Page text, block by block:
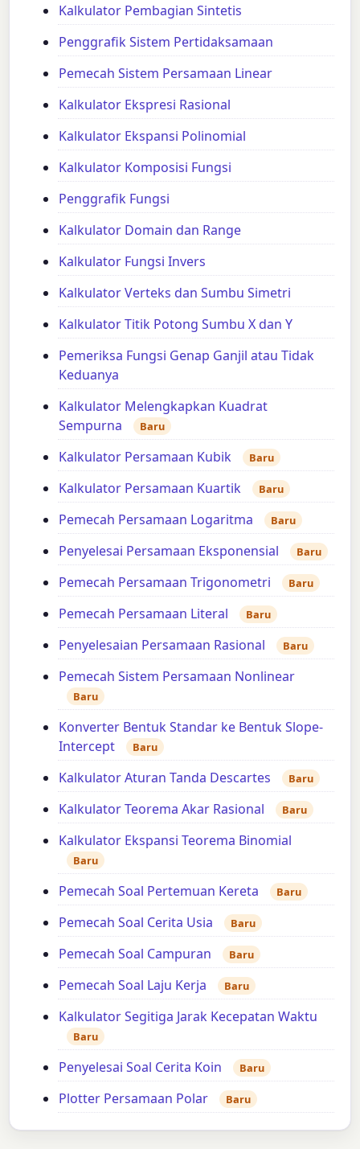
Kalkulator Pembagian Sintetis
Penggrafik Sistem Pertidaksamaan
Pemecah Sistem Persamaan Linear
Kalkulator Ekspresi Rasional
Kalkulator Ekspansi Polinomial
Kalkulator Komposisi Fungsi
Penggrafik Fungsi
Kalkulator Domain dan Range
Kalkulator Fungsi Invers
Kalkulator Verteks dan Sumbu Simetri
Kalkulator Titik Potong Sumbu X dan Y
Pemeriksa Fungsi Genap Ganjil atau Tidak
Keduanya
Kalkulator Melengkapkan Kuadrat
Sempurna
Baru
Kalkulator Persamaan Kubik Baru
Kalkulator Persamaan Kuartik Baru
Pemecah Persamaan Logaritma Baru
Penyelesai Persamaan Eksponensial Baru
Pemecah Persamaan Trigonometri Baru
Pemecah Persamaan Literal Baru
Penyelesaian Persamaan Rasional Baru
Pemecah Sistem Persamaan Nonlinear
Baru
Konverter Bentuk Standar ke Bentuk Slope-
Intercept
Baru
Kalkulator Aturan Tanda Descartes Baru
Kalkulator Teorema Akar Rasional Baru
Kalkulator Ekspansi Teorema Binomial
Baru
Pemecah Soal Pertemuan Kereta Baru
Pemecah Soal Cerita Usia Baru
Pemecah Soal Campuran Baru
Pemecah Soal Laju Kerja Baru
Kalkulator Segitiga Jarak Kecepatan Waktu
Baru
Penyelesai Soal Cerita Koin Baru
Plotter Persamaan Polar Baru